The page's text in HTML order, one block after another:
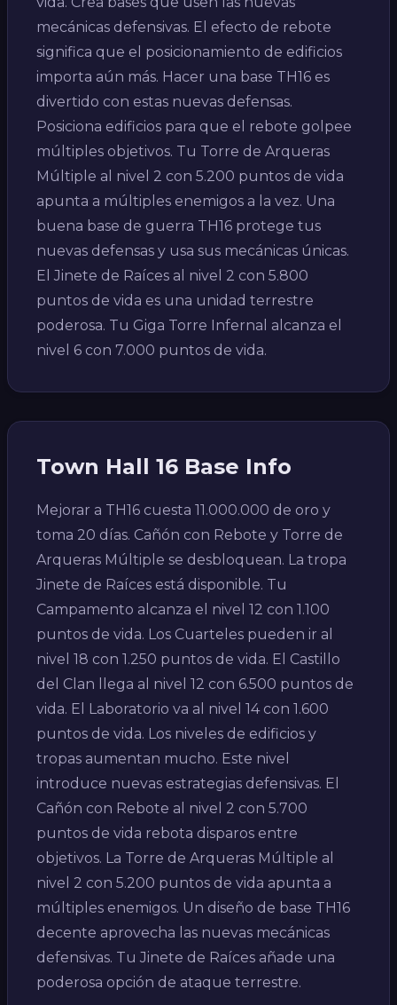
mecánicas defensivas. El efecto de rebote
significa que el posicionamiento de edificios
importa aún más. Hacer una base TH16 es
divertido con estas nuevas defensas.
Posiciona edificios para que el rebote golpee
múltiples objetivos. Tu Torre de Arqueras
Múltiple al nivel 2 con 5.200 puntos de vida
apunta a múltiples enemigos a la vez. Una
buena base de guerra TH16 protege tus
nuevas defensas y usa sus mecánicas únicas.
El Jinete de Raíces al nivel 2 con 5.800
puntos de vida es una unidad terrestre
poderosa. Tu Giga Torre Infernal alcanza el
nivel 6 con 7.000 puntos de vida.
Town Hall 16 Base Info
Mejorar a TH16 cuesta 11.000.000 de oro y
toma 20 días. Cañón con Rebote y Torre de
Arqueras Múltiple se desbloquean. La tropa
Jinete de Raíces está disponible. Tu
Campamento alcanza el nivel 12 con 1.100
puntos de vida. Los Cuarteles pueden ir al
nivel 18 con 1.250 puntos de vida. El Castillo
del Clan llega al nivel 12 con 6.500 puntos de
vida. El Laboratorio va al nivel 14 con 1.600
puntos de vida. Los niveles de edificios y
tropas aumentan mucho. Este nivel
introduce nuevas estrategias defensivas. El
Cañón con Rebote al nivel 2 con 5.700
puntos de vida rebota disparos entre
objetivos. La Torre de Arqueras Múltiple al
nivel 2 con 5.200 puntos de vida apunta a
múltiples enemigos. Un diseño de base TH16
decente aprovecha las nuevas mecánicas
defensivas. Tu Jinete de Raíces añade una
poderosa opción de ataque terrestre.